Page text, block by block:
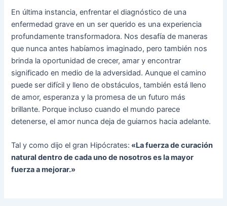
En última instancia, enfrentar el diagnóstico de una
enfermedad grave en un ser querido es una experiencia
profundamente transformadora. Nos desafía de maneras
que nunca antes habíamos imaginado, pero también nos
brinda la oportunidad de crecer, amar y encontrar
significado en medio de la adversidad. Aunque el camino
puede ser difícil y lleno de obstáculos, también está lleno
de amor, esperanza y la promesa de un futuro más
brillante. Porque incluso cuando el mundo parece
detenerse, el amor nunca deja de guiarnos hacia adelante.
Tal y como dijo el gran Hipócrates: «La fuerza de curación
natural dentro de cada uno de nosotros es la mayor
fuerza a mejorar.»